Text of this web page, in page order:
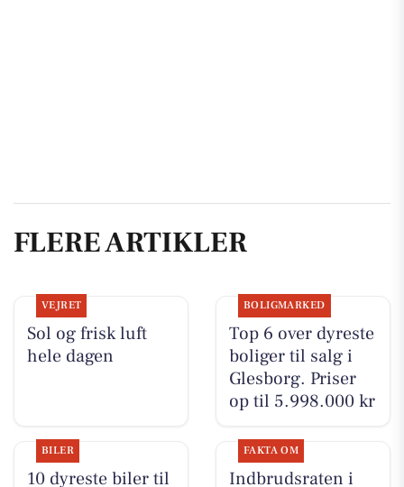
FLERE ARTIKLER
VEJRET
Sol og frisk luft
hele dagen
BOLIGMARKED
Top 6 over dyreste
boliger til salg i
Glesborg. Priser
op til 5.998.000 kr
BILER
10 dyreste biler til
FAKTA OM
Indbrudsraten i